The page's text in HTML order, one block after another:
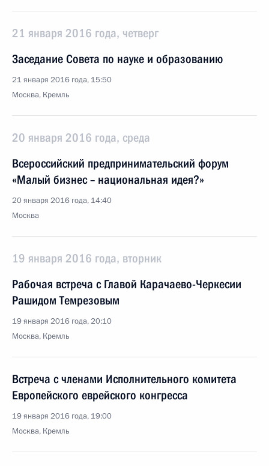
21 января 2016 года, четверг
Заседание Совета по науке и образованию
21 января 2016 года, 15:50
Москва, Кремль
20 января 2016 года, среда
Всероссийский предпринимательский форум
«Малый бизнес – национальная идея?»
20 января 2016 года, 14:40
Москва
19 января 2016 года, вторник
Рабочая встреча с Главой Карачаево-Черкесии
Рашидом Темрезовым
19 января 2016 года, 20:10
Москва, Кремль
Встреча с членами Исполнительного комитета
Европейского еврейского конгресса
19 января 2016 года, 19:00
Москва, Кремль